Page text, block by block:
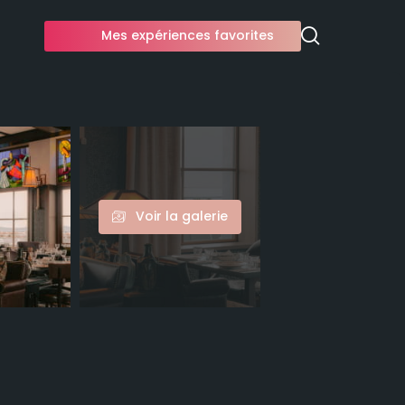
Mes expériences favorites
Voir la galerie